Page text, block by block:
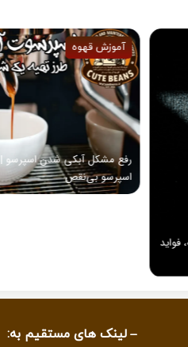
مشکل آبکی شدن اسپرسو | هنر تهیه یک شات
لینک های مستقیم به: